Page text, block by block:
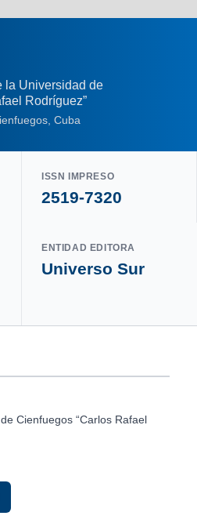
la Universidad de
Rodríguez”
Cuba
ISSN IMPRESO
2519-7320
ENTIDAD EDITORA
Universo Sur
Cienfuegos “Carlos Rafael